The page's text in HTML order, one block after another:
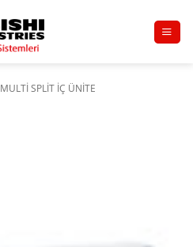
MULTI SPLIT İÇ ÜNITE